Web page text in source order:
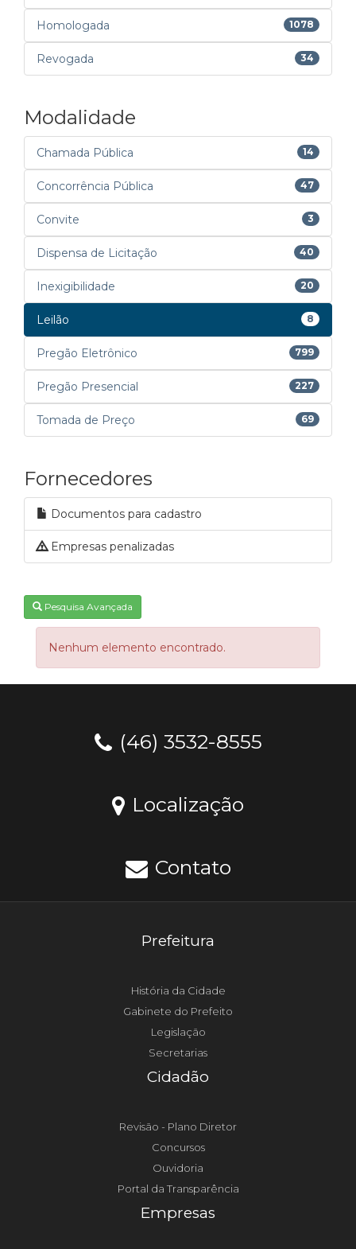
Homologada 1078
Revogada 34
Modalidade
Chamada Pública 14
Concorrência Pública 47
Convite 3
Dispensa de Licitação 40
Inexigibilidade 20
Leilão 8
Pregão Eletrônico 799
Pregão Presencial 227
Tomada de Preço 69
Fornecedores
Documentos para cadastro
Empresas penalizadas
Pesquisa Avançada
Nenhum elemento encontrado.
(46) 3532-8555
Localização
Contato
Prefeitura
História da Cidade
Gabinete do Prefeito
Legislação
Secretarias
Cidadão
Revisão - Plano Diretor
Concursos
Ouvidoria
Portal da Transparência
Empresas